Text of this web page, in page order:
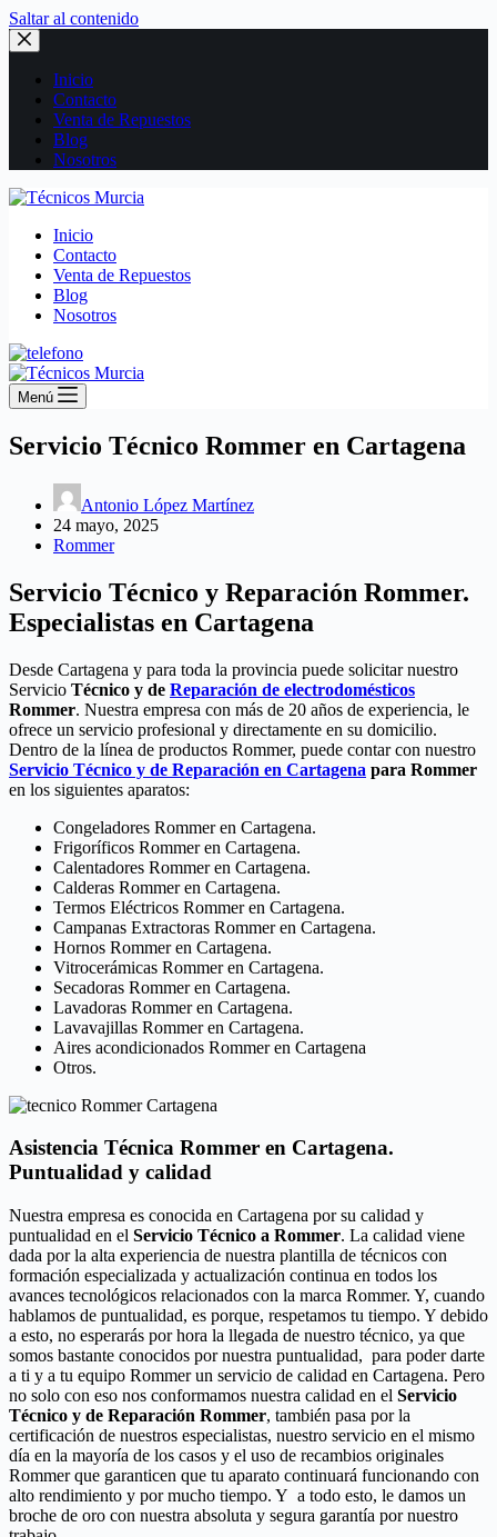
Saltar al contenido
Inicio
Contacto
Venta de Repuestos
Blog
Nosotros
Inicio
Contacto
Venta de Repuestos
Blog
Nosotros
Menú
Servicio Técnico Rommer en Cartagena
Antonio López Martínez
24 mayo, 2025
Rommer
Servicio Técnico y Reparación Rommer.
Especialistas en Cartagena
Desde Cartagena y para toda la provincia puede solicitar nuestro
Servicio Técnico y de Reparación de electrodomésticos
Rommer. Nuestra empresa con más de 20 años de experiencia, le
ofrece un servicio profesional y directamente en su domicilio.
Dentro de la línea de productos Rommer, puede contar con nuestro
Servicio Técnico y de Reparación en Cartagena para Rommer
en los siguientes aparatos:
Congeladores Rommer en Cartagena.
Frigoríficos Rommer en Cartagena.
Calentadores Rommer en Cartagena.
Calderas Rommer en Cartagena.
Termos Eléctricos Rommer en Cartagena.
Campanas Extractoras Rommer en Cartagena.
Hornos Rommer en Cartagena.
Vitrocerámicas Rommer en Cartagena.
Secadoras Rommer en Cartagena.
Lavadoras Rommer en Cartagena.
Lavavajillas Rommer en Cartagena.
Aires acondicionados Rommer en Cartagena
Otros.
Asistencia Técnica Rommer en Cartagena.
Puntualidad y calidad
Nuestra empresa es conocida en Cartagena por su calidad y
puntualidad en el Servicio Técnico a Rommer. La calidad viene
dada por la alta experiencia de nuestra plantilla de técnicos con
formación especializada y actualización continua en todos los
avances tecnológicos relacionados con la marca Rommer. Y, cuando
hablamos de puntualidad, es porque, respetamos tu tiempo. Y debido
a esto, no esperarás por hora la llegada de nuestro técnico, ya que
somos bastante conocidos por nuestra puntualidad, para poder darte
a ti y a tu equipo Rommer un servicio de calidad en Cartagena. Pero
no solo con eso nos conformamos nuestra calidad en el Servicio
Técnico y de Reparación Rommer, también pasa por la
certificación de nuestros especialistas, nuestro servicio en el mismo
día en la mayoría de los casos y el uso de recambios originales
Rommer que garanticen que tu aparato continuará funcionando con
alto rendimiento y por mucho tiempo. Y a todo esto, le damos un
broche de oro con nuestra absoluta y segura garantía por nuestro